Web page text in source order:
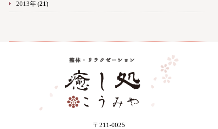
2013年(21)
〒211-0025